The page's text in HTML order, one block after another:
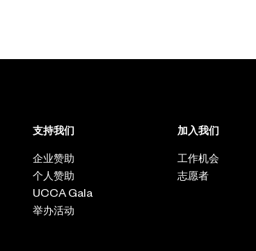
支持我们
企业赞助
个人赞助
UCCA Gala
举办活动
加入我们
工作机会
志愿者